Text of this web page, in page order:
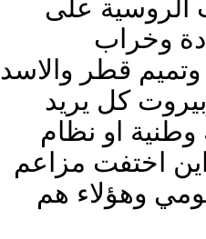
الروسية على
وخراب
وتميم قطر والاسد
كل يريد
وطنية او نظام
اختفت مزاعم
وهؤلاء هم